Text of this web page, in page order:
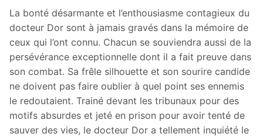
La bonté désarmante et l’enthousiasme contagieux du
docteur Dor sont à jamais gravés dans la mémoire de
ceux qui l’ont connu. Chacun se souviendra aussi de la
persévérance exceptionnelle dont il a fait preuve dans
son combat. Sa frêle silhouette et son sourire candide
ne doivent pas faire oublier à quel point ses ennemis
le redoutaient. Trainé devant les tribunaux pour des
motifs absurdes et jeté en prison pour avoir tenté de
sauver des vies, le docteur Dor a tellement inquiété le